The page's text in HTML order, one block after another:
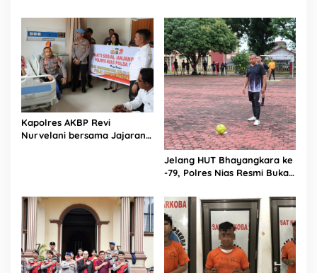
Persekutuan Doa
Kapolres AKBP Revi
Nurvelani bersama Jajaran
Jelang HUT Bhayangkara ke
-79, Polres Nias Resmi Buka